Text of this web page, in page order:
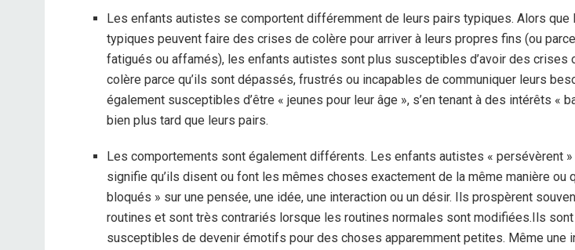
Les enfants autistes se comportent différemment de leurs pairs typiques. Alors que
typiques peuvent faire des crises de colère pour arriver à leurs propres fins (ou
fatigués ou affamés), les enfants autistes sont plus susceptibles d’avoir des crises
colère parce qu’ils sont dépassés, frustrés ou incapables de communiquer leurs
également susceptibles d’être « jeunes pour leur âge », s’en tenant à des intérêts «
bien plus tard que leurs pairs.
Les comportements sont également différents. Les enfants autistes « persévèrent
signifie qu’ils disent ou font les mêmes choses exactement de la même manière ou
bloqués » sur une pensée, une idée, une interaction ou un désir. Ils prospèrent
routines et sont très contrariés lorsque les routines normales sont modifiées. Ils
susceptibles de devenir émotifs pour des choses apparemment petites. Même une